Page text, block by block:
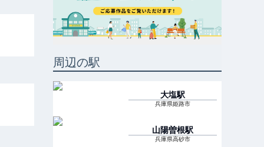
周辺の駅
大塩駅
兵庫県姫路市
山陽曽根駅
兵庫県高砂市